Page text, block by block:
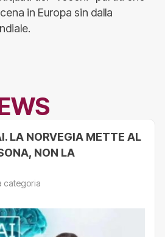
in Europa sin dalla
LA NORVEGIA METTE AL
NON LA
categoria